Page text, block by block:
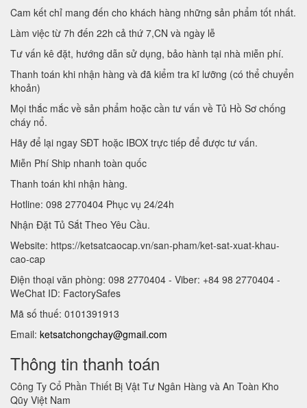
Cam kết chỉ mang đến cho khách hàng những sản phẩm tốt nhất.
Làm việc từ 7h đến 22h cả thứ 7,CN và ngày lễ
Tư vấn kê đặt, hướng dẫn sử dụng, bảo hành tại nhà miễn phí.
Thanh toán khi nhận hàng và đã kiểm tra kĩ lưỡng (có thể chuyển
khoản)
Mọi thắc mắc về sản phẩm hoặc cần tư vấn về Tủ Hồ Sơ chống
cháy nổ.
Hãy để lại ngay SĐT hoặc IBOX trực tiếp để được tư vấn.
Miễn Phí Ship nhanh toàn quốc
Thanh toán khi nhận hàng.
Hotline: 098 2770404 Phục vụ 24/24h
Nhận Đặt Tủ Sắt Theo Yêu Cầu.
Website: https://ketsatcaocap.vn/san-pham/ket-sat-xuat-khau-
cao-cap
Điện thoại văn phòng: 098 2770404 - Viber: +84 98 2770404 -
WeChat ID: FactorySafes
Mã số thuế: 0101391913
Email: ketsatchongchay@gmail.com
Thông tin thanh toán
Công Ty Cổ Phần Thiết Bị Vật Tư Ngân Hàng và An Toàn Kho
Qũy Việt Nam